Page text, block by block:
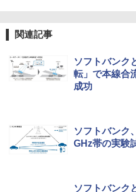
関連記事
ソフトバンク
転」で本線合
成功
ソフトバンク
GHz帯の実験
ソフトバンク